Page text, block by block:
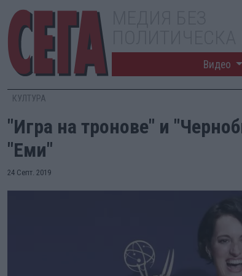
Видео
КУЛТУРА
"Игра на тронове" и
"Еми"
24 Септ. 2019